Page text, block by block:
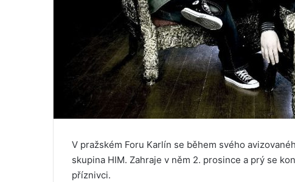
V pražském Foru Karlín se během svého
skupina HIM. Zahraje v něm 2. prosince a prý se
příznivci.